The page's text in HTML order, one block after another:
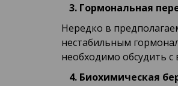
Гормональная
Нередко в
нестабильным
необходимо обсудить с
Биохимическая